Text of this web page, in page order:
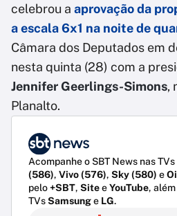
celebrou a aprovação da
a escala 6x1 na noite de
Câmara dos Deputados em
nesta quinta (28) com a
Jennifer Geerlings-Simons,
Planalto.
Acompanhe o SBT News nas
(586), Vivo (576), Sky (580) e
pelo+SBT, SiteeYouTube,
TVsSamsunge LG.